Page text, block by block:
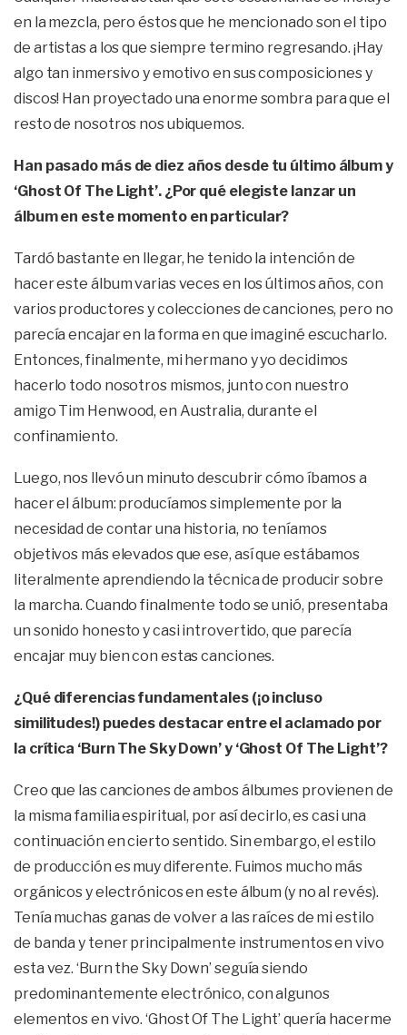
en la mezcla, pero éstos que he mencionado son el tipo
de artistas a los que siempre termino regresando. ¡Hay
algo tan inmersivo y emotivo en sus composiciones y
discos! Han proyectado una enorme sombra para que el
resto de nosotros nos ubiquemos.
Han pasado más de diez años desde tu último álbum y
‘Ghost Of The Light’. ¿Por qué elegiste lanzar un
álbum en este momento en particular?
Tardó bastante en llegar, he tenido la intención de
hacer este álbum varias veces en los últimos años, con
varios productores y colecciones de canciones, pero no
parecía encajar en la forma en que imaginé escucharlo.
Entonces, finalmente, mi hermano y yo decidimos
hacerlo todo nosotros mismos, junto con nuestro
amigo Tim Henwood, en Australia, durante el
confinamiento.
Luego, nos llevó un minuto descubrir cómo íbamos a
hacer el álbum: producíamos simplemente por la
necesidad de contar una historia, no teníamos
objetivos más elevados que ese, así que estábamos
literalmente aprendiendo la técnica de producir sobre
la marcha. Cuando finalmente todo se unió, presentaba
un sonido honesto y casi introvertido, que parecía
encajar muy bien con estas canciones.
¿Qué diferencias fundamentales (¡o incluso
similitudes!) puedes destacar entre el aclamado por
la crítica ‘Burn The Sky Down’ y ‘Ghost Of The Light’?
Creo que las canciones de ambos álbumes provienen de
la misma familia espiritual, por así decirlo, es casi una
continuación en cierto sentido. Sin embargo, el estilo
de producción es muy diferente. Fuimos mucho más
orgánicos y electrónicos en este álbum (y no al revés).
Tenía muchas ganas de volver a las raíces de mi estilo
de banda y tener principalmente instrumentos en vivo
esta vez. ‘Burn the Sky Down’ seguía siendo
predominantemente electrónico, con algunos
elementos en vivo. ‘Ghost Of The Light’ quería hacerme